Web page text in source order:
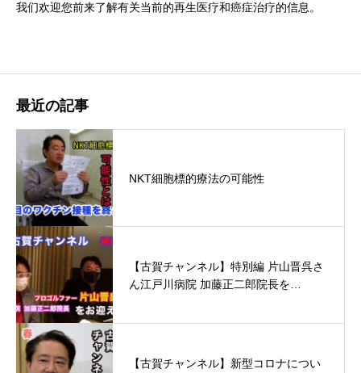
我们欢迎您前来了解有关当前的再生医疗和癌症治疗的信息。
最近の記事
NKT細胞標的療法の可能性
【古賀チャンネル】特別編 片山晋呉さ
ん江戸川病院 加藤正二郎院長を…
【古賀チャンネル】新型コロナについ